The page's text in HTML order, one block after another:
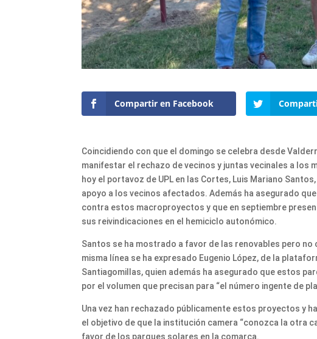
Compartir en Facebook
Coincidiendo con que el domingo se celebra desde
manifestar el rechazo de vecinos y juntas vecinales a
hoy el portavoz de UPL en las Cortes, Luis Mariano
apoyo a los vecinos afectados. Además ha asegurado
contra estos macroproyectos y que en septiembre
sus reivindicaciones en el hemiciclo autonómico.
Santos se ha mostrado a favor de las renovables pero
misma línea se ha expresado Eugenio López, de la
Santiagomillas, quien además ha asegurado que estos
por el volumen que precisan para “el número ingente de
Una vez han rechazado públicamente estos proyectos y
el objetivo de que la institución camera “conozca la otra
favor de los parques solares en la comarca.